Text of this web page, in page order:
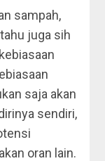
sampah,
juga sih
saja akan
sendiri,
oran lain.